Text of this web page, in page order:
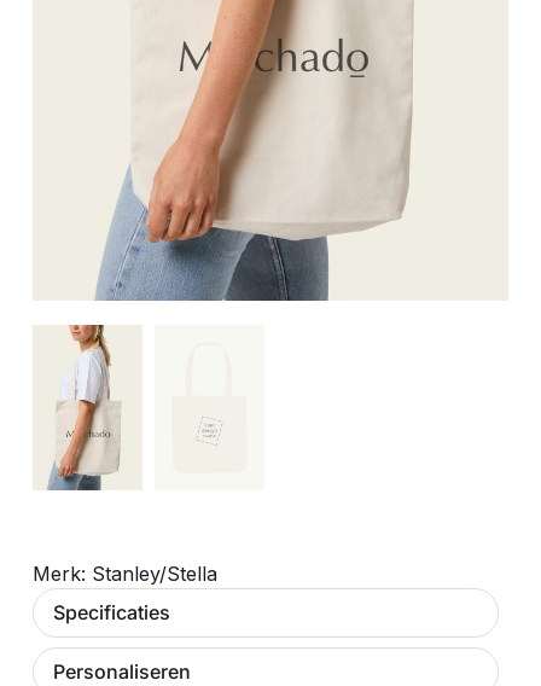
Stanley/Stella
Specificaties
Personaliseren